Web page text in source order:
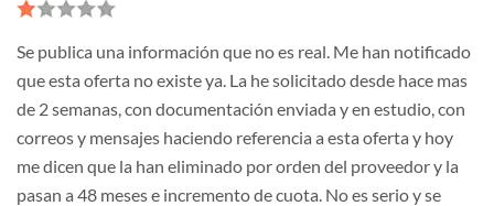
Se publica una información que no es real. Me han notificado
que esta oferta no existe ya. La he solicitado desde hace mas
de 2 semanas, con documentación enviada y en estudio, con
correos y mensajes haciendo referencia a esta oferta y hoy
me dicen que la han eliminado por orden del proveedor y la
pasan a 48 meses e incremento de cuota. No es serio y se